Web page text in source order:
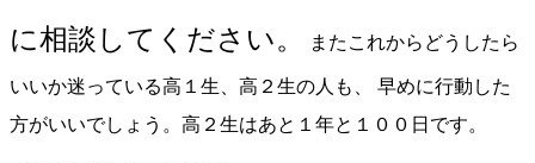
に相談してください。
またこれからどうしたら
いいか迷っている高１生、高２生の人も、 早めに行動した
方がいいでしょう。高２生はあと１年と１００日です。